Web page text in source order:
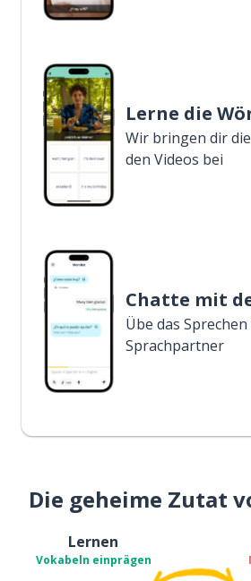
Lerne die
Wir bringen dir
den Videos bei
Chatte mit
Übe das
Sprachpartner
Die geheime Zutat
Lernen
Vokabeln einprägen